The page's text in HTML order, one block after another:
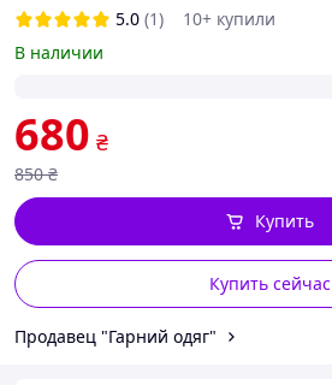
5.0 (1)
10+ купили
В наличии
680 ₴
850 ₴
Купить сейчас
Купить
Продавец "Гарний одяг"